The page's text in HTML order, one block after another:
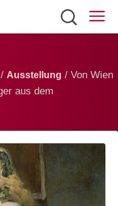
/ Ausstellung / Von Wien
aus dem